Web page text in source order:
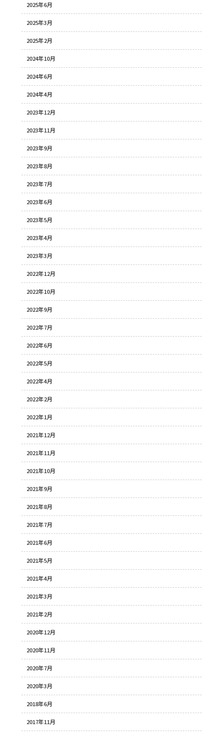
2025年6月
2025年3月
2025年2月
2024年10月
2024年6月
2024年4月
2023年12月
2023年11月
2023年9月
2023年8月
2023年7月
2023年6月
2023年5月
2023年4月
2023年3月
2022年12月
2022年10月
2022年9月
2022年7月
2022年6月
2022年5月
2022年4月
2022年2月
2022年1月
2021年12月
2021年11月
2021年10月
2021年9月
2021年8月
2021年7月
2021年6月
2021年5月
2021年4月
2021年3月
2021年2月
2020年12月
2020年11月
2020年7月
2020年3月
2018年6月
2017年11月